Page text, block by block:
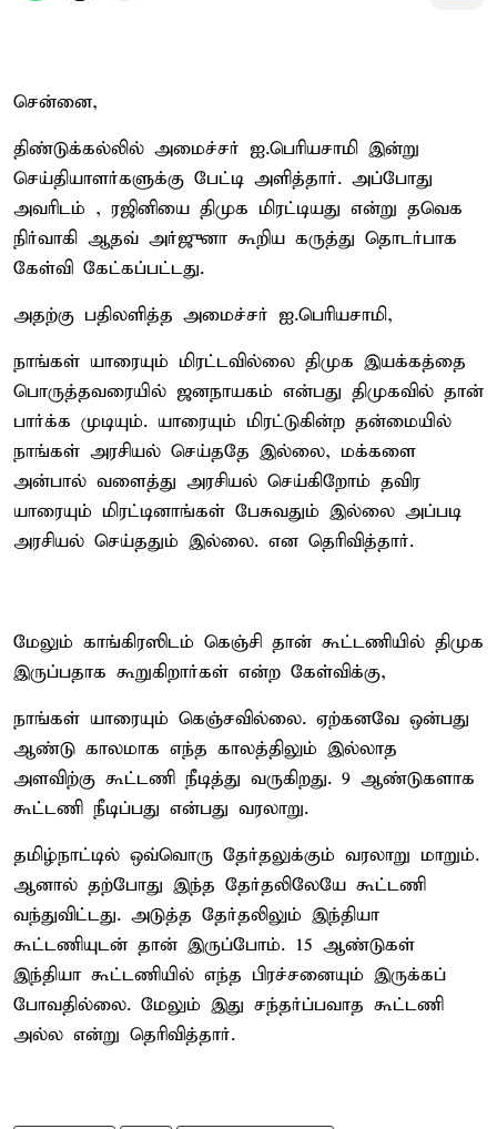
சென்னை,
திண்டுக்கல்லில் அமைச்சர் ஐ.பெரியசாமி இன்று
செய்தியாளர்களுக்கு பேட்டி அளித்தார். அப்போது
அவரிடம் , ரஜினியை திமுக மிரட்டியது என்று தவெக
நிர்வாகி ஆதவ் அர்ஜுனா கூறிய கருத்து தொடர்பாக
கேள்வி கேட்கப்பட்டது.
அதற்கு பதிலளித்த அமைச்சர் ஐ.பெரியசாமி,
நாங்கள் யாரையும் மிரட்டவில்லை திமுக இயக்கத்தை
பொருத்தவரையில் ஜனநாயகம் என்பது திமுகவில் தான்
பார்க்க முடியும். யாரையும் மிரட்டுகின்ற தன்மையில்
நாங்கள் அரசியல் செய்ததே இல்லை, மக்களை
அன்பால் வளைத்து அரசியல் செய்கிறோம் தவிர
யாரையும் மிரட்டினாங்கள் பேசுவதும் இல்லை அப்படி
அரசியல் செய்ததும் இல்லை. என தெரிவித்தார்.
மேலும் காங்கிரஸிடம் கெஞ்சி தான் கூட்டணியில் திமுக
இருப்பதாக கூறுகிறார்கள் என்ற கேள்விக்கு,
நாங்கள் யாரையும் கெஞ்சவில்லை. ஏற்கனவே ஒன்பது
ஆண்டு காலமாக எந்த காலத்திலும் இல்லாத
அளவிற்கு கூட்டணி நீடித்து வருகிறது. 9 ஆண்டுகளாக
கூட்டணி நீடிப்பது என்பது வரலாறு.
தமிழ்நாட்டில் ஒவ்வொரு தேர்தலுக்கும் வரலாறு மாறும்.
ஆனால் தற்போது இந்த தேர்தலிலேயே கூட்டணி
வந்துவிட்டது. அடுத்த தேர்தலிலும் இந்தியா
கூட்டணியுடன் தான் இருப்போம். 15 ஆண்டுகள்
இந்தியா கூட்டணியில் எந்த பிரச்சனையும் இருக்கப்
போவதில்லை. மேலும் இது சந்தர்ப்பவாத கூட்டணி
அல்ல என்று தெரிவித்தார்.